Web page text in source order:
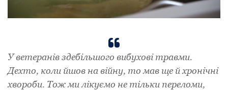
У ветеранів здебільшого вибухові травми.
Дехто, коли йшов на війну, то мав ще й хронічні
хвороби. Тож ми лікуємо не тільки переломи,